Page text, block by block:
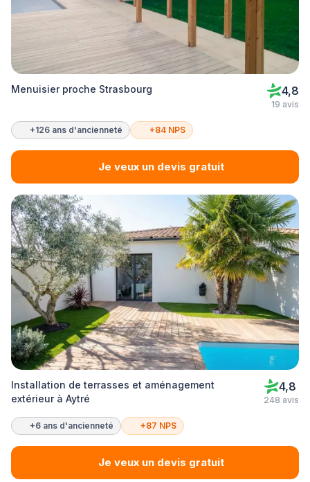
Menuisier proche Strasbourg 4,8
19 avis
+126 ans d'ancienneté +84 NPS
Je veux un devis gratuit
Installation de terrasses et aménagement
extérieur à Aytré
4,8
248 avis
+6 ans d'ancienneté +87 NPS
Je veux un devis gratuit